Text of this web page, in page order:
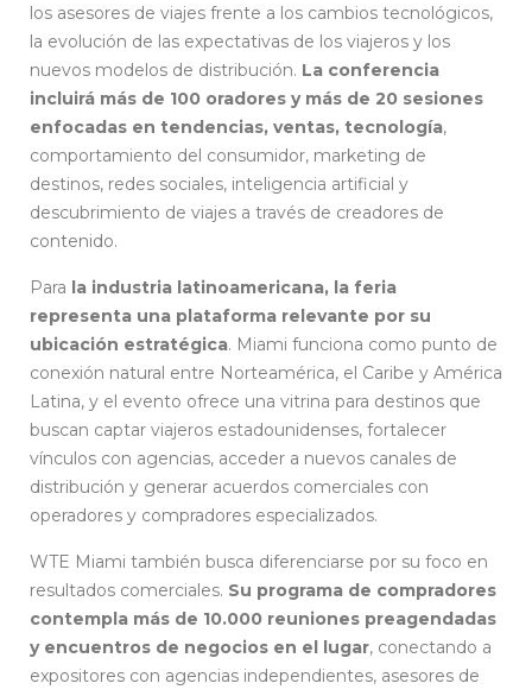
los asesores de viajes frente a los cambios tecnológicos,
la evolución de las expectativas de los viajeros y los
nuevos modelos de distribución. La conferencia
incluirá más de 100 oradores y más de 20 sesiones
enfocadas en tendencias, ventas, tecnología,
comportamiento del consumidor, marketing de
destinos, redes sociales, inteligencia artificial y
descubrimiento de viajes a través de creadores de
contenido.
Para la industria latinoamericana, la feria
representa una plataforma relevante por su
ubicación estratégica. Miami funciona como punto de
conexión natural entre Norteamérica, el Caribe y América
Latina, y el evento ofrece una vitrina para destinos que
buscan captar viajeros estadounidenses, fortalecer
vínculos con agencias, acceder a nuevos canales de
distribución y generar acuerdos comerciales con
operadores y compradores especializados.
WTE Miami también busca diferenciarse por su foco en
resultados comerciales. Su programa de compradores
contempla más de 10.000 reuniones preagendadas
y encuentros de negocios en el lugar, conectando a
expositores con agencias independientes, asesores de